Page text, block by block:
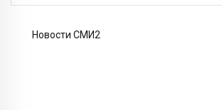
Новости СМИ2